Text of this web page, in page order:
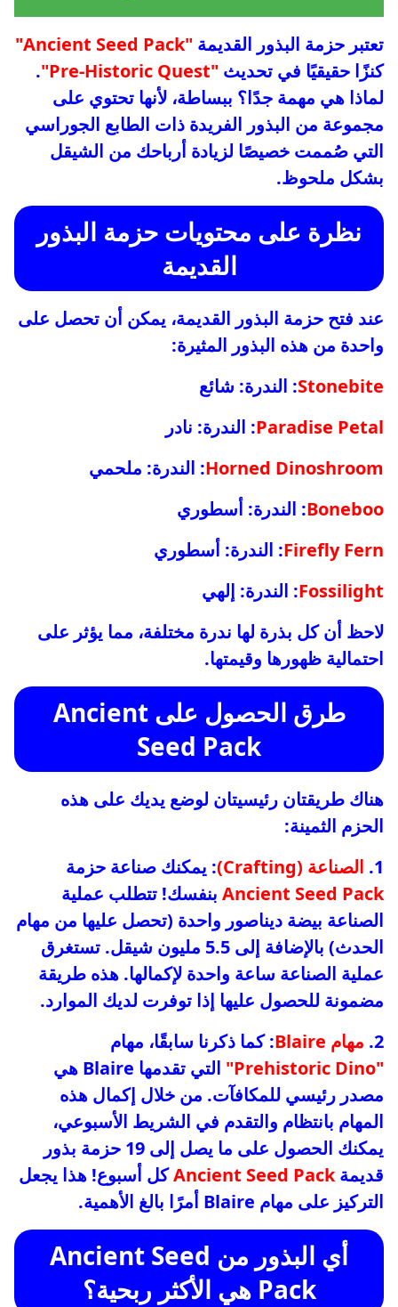
تعتبر حزمة البذور القديمة "Ancient Seed Pack"
كنزًا حقيقيًا في تحديث "Pre-Historic Quest"
.
لماذا هي مهمة جدًا؟ ببساطة، لأنها تحتوي على
مجموعة من البذور الفريدة ذات الطابع الجوراسي
التي صُممت خصيصًا لزيادة أرباحك من الشيقل
بشكل ملحوظ.
نظرة على محتويات حزمة البذور
القديمة
عند فتح حزمة البذور القديمة، يمكن أن تحصل على
واحدة من هذه البذور المثيرة:
Stonebite: الندرة: شائع
Paradise Petal: الندرة: نادر
Horned Dinoshroom: الندرة: ملحمي
Boneboo: الندرة: أسطوري
Firefly Fern: الندرة: أسطوري
Fossilight: الندرة: إلهي
لاحظ أن كل بذرة لها ندرة مختلفة، مما يؤثر على
احتمالية ظهورها وقيمتها.
طرق الحصول على Ancient
Seed Pack
هناك طريقتان رئيسيتان لوضع يديك على هذه
الحزم الثمينة:
1. الصناعة (Crafting)
: يمكنك صناعة حزمة
Ancient Seed Pack بنفسك! تتطلب عملية
الصناعة بيضة ديناصور واحدة (تحصل عليها من مهام
الحدث) بالإضافة إلى 5.5 مليون شيقل. تستغرق
عملية الصناعة ساعة واحدة لإكمالها. هذه طريقة
مضمونة للحصول عليها إذا توفرت لديك الموارد.
2. مهام Blaire
: كما ذكرنا سابقًا، مهام
"Prehistoric Dino"
التي تقدمها Blaire هي
مصدر رئيسي للمكافآت. من خلال إكمال هذه
المهام بانتظام والتقدم في الشريط الأسبوعي،
يمكنك الحصول على ما يصل إلى 19 حزمة بذور
قديمةAncient Seed Packكل أسبوع! هذا يجعل
التركيز على مهام Blaire أمرًا بالغ الأهمية.
أي البذور من Ancient Seed
Pack هي الأكثر ربحية؟